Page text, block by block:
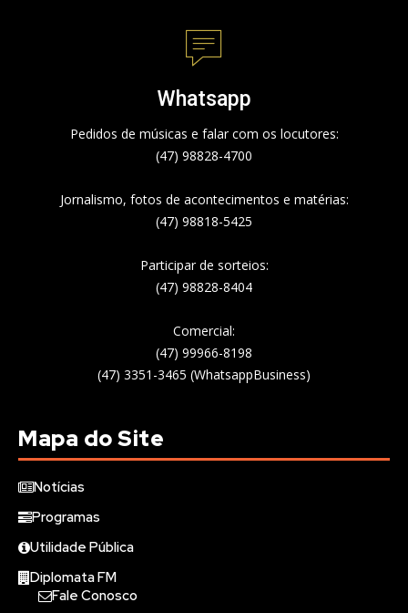
Whatsapp
Pedidos de músicas e falar com os locutores:
(47) 98828-4700
Jornalismo, fotos de acontecimentos e matérias:
(47) 98818-5425
Participar de sorteios:
(47) 98828-8404
Comercial:
(47) 99966-8198
(47) 3351-3465 (WhatsappBusiness)
Mapa do Site
Notícias
Programas
Utilidade Pública
Diplomata FM
Fale Conosco